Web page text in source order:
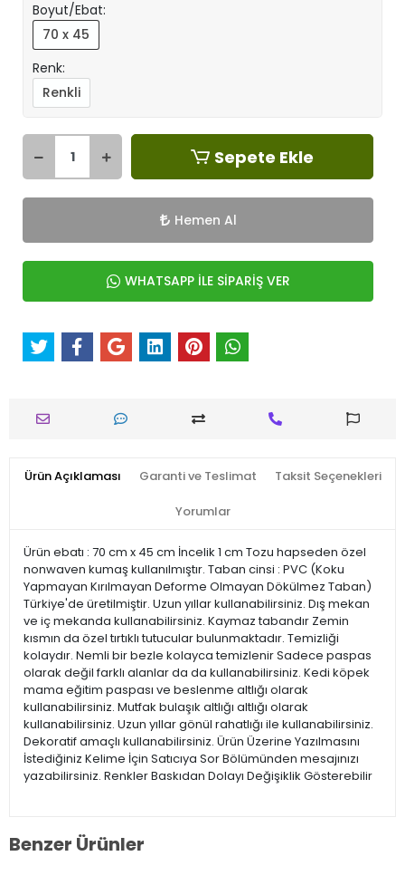
Boyut/Ebat:
70 x 45
Renk:
Renkli
Sepete Ekle
Hemen Al
WHATSAPP İLE SİPARİŞ VER
Ürün Açıklaması Garanti ve Teslimat Taksit Seçenekleri
Yorumlar
Ürün ebatı : 70 cm x 45 cm İncelik 1 cm Tozu hapseden özel
nonwaven kumaş kullanılmıştır. Taban cinsi : PVC (Koku
Yapmayan Kırılmayan Deforme Olmayan Dökülmez Taban)
Türkiye'de üretilmiştir. Uzun yıllar kullanabilirsiniz. Dış mekan
ve iç mekanda kullanabilirsiniz. Kaymaz tabandır Zemin
kısmın da özel tırtıklı tutucular bulunmaktadır. Temizliği
kolaydır. Nemli bir bezle kolayca temizlenir Sadece paspas
olarak değil farklı alanlar da da kullanabilirsiniz. Kedi köpek
mama eğitim paspası ve beslenme altlığı olarak
kullanabilirsiniz. Mutfak bulaşık altlığı altlığı olarak
kullanabilirsiniz. Uzun yıllar gönül rahatlığı ile kullanabilirsiniz.
Dekoratif amaçlı kullanabilirsiniz. Ürün Üzerine Yazılmasını
İstediğiniz Kelime İçin Satıcıya Sor Bölümünden mesajınızı
yazabilirsiniz. Renkler Baskıdan Dolayı Değişiklik Gösterebilir
Benzer Ürünler